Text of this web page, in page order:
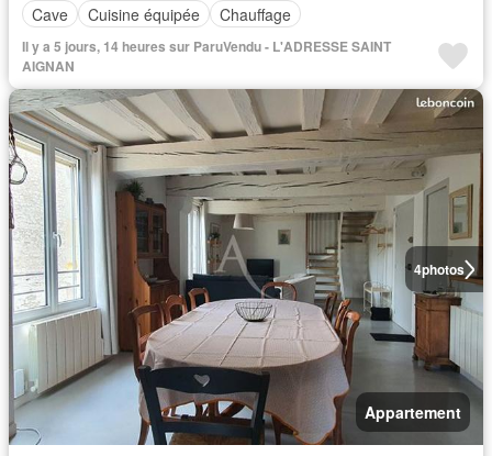
Cave
Cuisine équipée Chauffage
Il y a 5 jours, 14 heures sur ParuVendu - L'ADRESSE SAINT
AIGNAN
4photos
Appartement